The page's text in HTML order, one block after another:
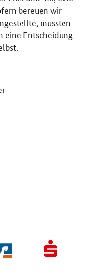
bereuen wir
mussten
eine Entscheidung